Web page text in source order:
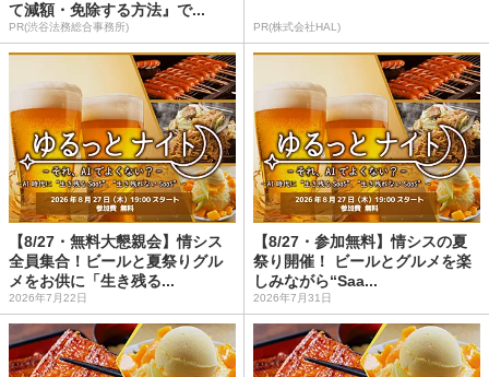
て減額・免除する方法』で...
PR(渋谷法務総合事務所) PR(株式会社HAL)
【8/27・無料大懇親会】情シス
全員集合！ビールと夏祭りグル
メをお供に「生き残る...
2026年7月22日
【8/27・参加無料】情シスの夏
祭り開催！ ビールとグルメを楽
しみながら“Saa...
2026年7月31日